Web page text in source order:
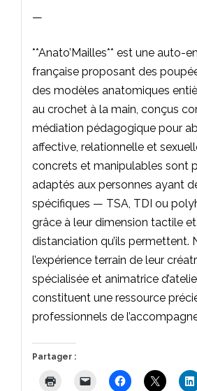
—
**Anato’Mailles** est une auto-
française proposant des
des modèles anatomiques
au crochet à la main, conçus
médiation pédagogique pour
affective, relationnelle et
concrets et manipulables sont
adaptés aux personnes ayant
spécifiques — TSA, TDI ou
grâce à leur dimension tactile
distanciation qu’ils permettent.
l’expérience terrain de leur
spécialisée et animatrice
constituent une ressource
professionnels de
Partager :